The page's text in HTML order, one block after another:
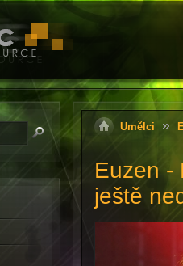
Umělci
Euzen -
ještě